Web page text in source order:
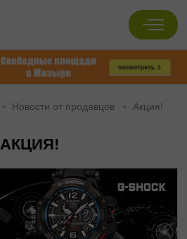
Новости от продавцов Акция!
АКЦИЯ!